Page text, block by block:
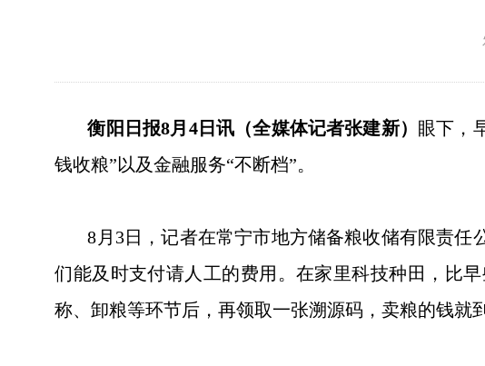
衡阳日报8月4日讯（全媒体记者张建新） 眼下，
钱收粮”以及金融服务“不断档”。
8月3日，记者在常宁市地方储备粮收储有限责任
们能及时支付请人工的费用。在家里科技种田，比
称、卸粮等环节后，再领取一张溯源码，卖粮的钱就